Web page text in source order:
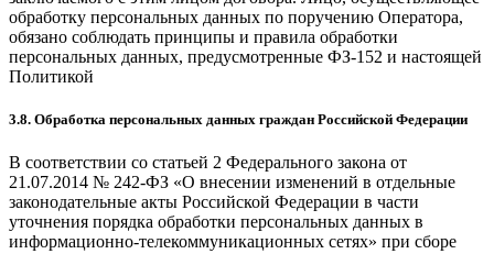
обработку персональных данных по поручению Оператора,
обязано соблюдать принципы и правила обработки
персональных данных, предусмотренные ФЗ-152 и настоящей
Политикой
3.8. Обработка персональных данных граждан Российской Федерации
В соответствии со статьей 2 Федерального закона от
21.07.2014 № 242-ФЗ «О внесении изменений в отдельные
законодательные акты Российской Федерации в части
уточнения порядка обработки персональных данных в
информационно-телекоммуникационных сетях» при сборе